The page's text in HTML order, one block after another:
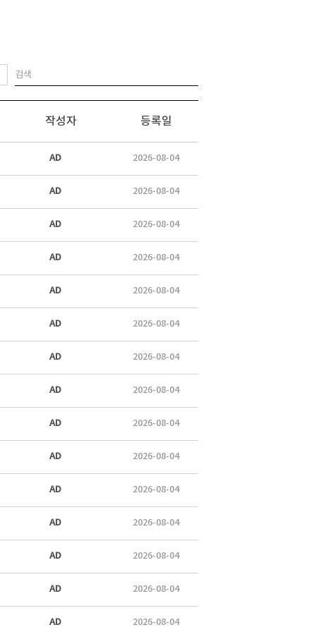
작성자 등록일
AD 2026-08-04
AD 2026-08-04
AD 2026-08-04
AD 2026-08-04
AD 2026-08-04
AD 2026-08-04
AD 2026-08-04
AD 2026-08-04
AD 2026-08-04
AD 2026-08-04
AD 2026-08-04
AD 2026-08-04
AD 2026-08-04
AD 2026-08-04
AD 2026-08-04